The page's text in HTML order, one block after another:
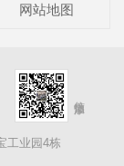
网站地图
工业园4栋